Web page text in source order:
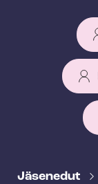
e
Jäsenedut